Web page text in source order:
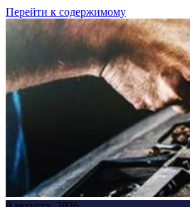
Перейти к содержимому